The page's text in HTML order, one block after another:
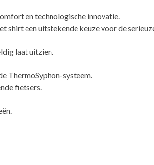
en technologische innovatie.
shirt een uitstekende keuze voor de
laat uitzien.
ThermoSyphon-systeem.
fietsers.